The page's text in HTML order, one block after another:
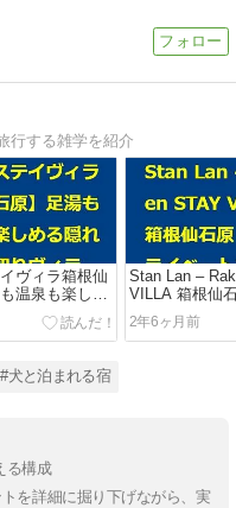
行する雑学を紹介
イヴィラ箱根仙
温泉も楽しめ
切りヴィラで
ーティ!
VILLA】女
り旅/クリパ
Stan Lan –
VILLA 箱根仙
ライベートス
ろろ美味い/ 來
晚 樂天VILLA
2年6ヶ月前
#犬と泊まれる宿
る構成
を詳細に掘り下げながら、実